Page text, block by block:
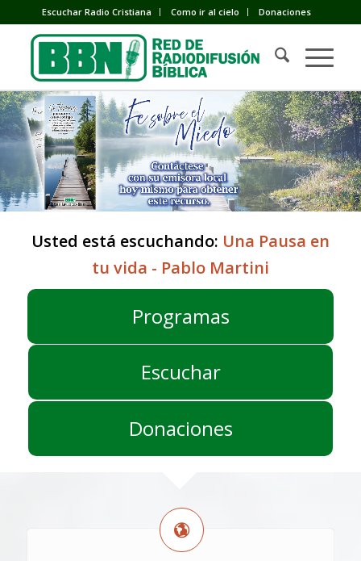
Escuchar Radio Cristiana Como ir al cielo Donaciones
Usted está escuchando: Una Pausa en
tu vida - Pablo Martini
Programas
Escuchar
Donaciones